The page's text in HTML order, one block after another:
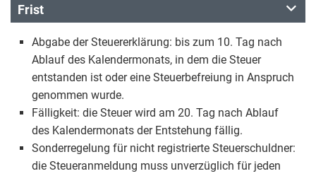
Frist
Abgabe der Steuererklärung: bis zum 10. Tag nach
Ablauf des Kalendermonats, in dem die Steuer
entstanden ist oder eine Steuerbefreiung in Anspruch
genommen wurde.
Fälligkeit: die Steuer wird am 20. Tag nach Ablauf
des Kalendermonats der Entstehung fällig.
Sonderregelung für nicht registrierte Steuerschuldner:
die Steueranmeldung muss unverzüglich für jeden